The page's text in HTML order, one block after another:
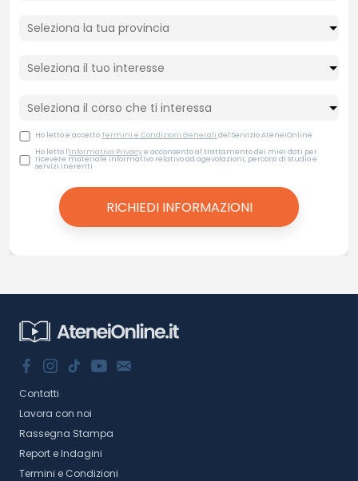
Ho letto e accettoTermini e Condizioni Generali del Servizio AteneiOnline
Ho letto l'Informativa Privacye acconsento al trattamento dei miei dati per
ricevere materiale informativo relativo ad agevolazioni, percorsi di studio e
servizi inerenti
Contatti
Lavora con noi
Rassegna Stampa
Report e Indagini
Termini e Condizioni